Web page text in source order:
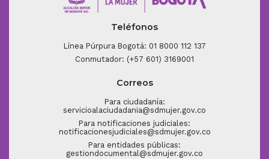
Teléfonos
Línea Púrpura Bogotá: 01 8000 112 137
Conmutador: (+57 601) 3169001
Correos
Para ciudadanía:
servicioalaciudadania@sdmujer.gov.co
Para notificaciones judiciales:
notificacionesjudiciales@sdmujer.gov.co
Para entidades públicas:
gestiondocumental@sdmujer.gov.co